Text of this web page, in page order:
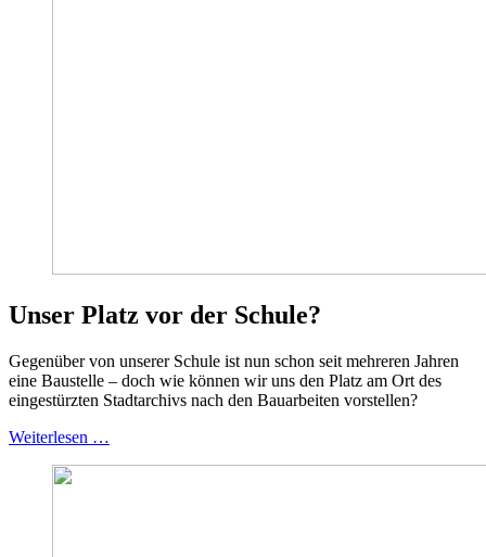
Unser Platz vor der Schule?
Gegenüber von unserer Schule ist nun schon seit mehreren Jahren
eine Baustelle – doch wie können wir uns den Platz am Ort des
eingestürzten Stadtarchivs nach den Bauarbeiten vorstellen?
Weiterlesen …